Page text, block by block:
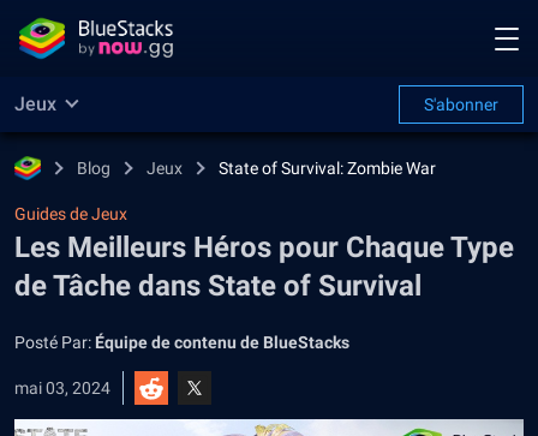
Jeux S'abonner
Blog Jeux State of Survival: Zombie War
Guides de Jeux
Les Meilleurs Héros pour Chaque Type
de Tâche dans State of Survival
Posté Par: Équipe de contenu de BlueStacks
mai 03, 2024